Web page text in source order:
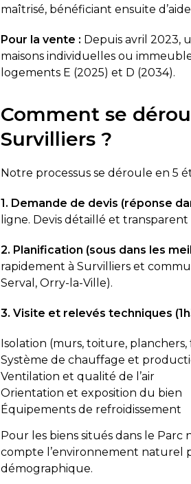
maîtrisé, bénéficiant ensuite
Pour la vente : Depuis avril 2023,
maisons individuelles ou
logements E (2025) et D (2034).
Comment se
Survilliers ?
Notre processus se déroule en 5
1. Demande de devis (réponse
ligne. Devis détaillé et
2. Planification (sous dans les
rapidement à Survilliers et
Serval, Orry-la-Ville).
3. Visite et relevés techniques
Isolation (murs, toiture, planchers,
Système de chauffage et
Ventilation et qualité de l’air
Orientation et exposition du bien
Équipements de refroidissement
Pour les biens situés dans le
compte l’environnement naturel
démographique.